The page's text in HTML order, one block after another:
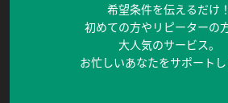
希望条件を伝えるだけ！
初めての方やリピーターの
大人気のサービス。
お忙しいあなたをサポートし